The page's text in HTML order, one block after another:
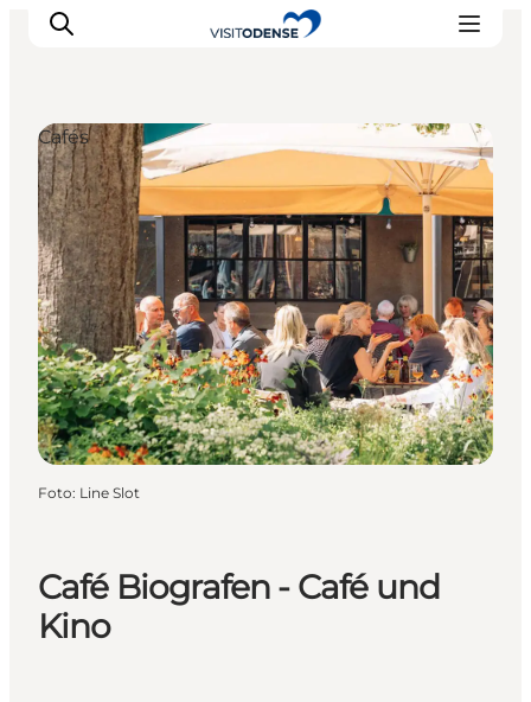
Odense erleben
Veranstaltungen
Reiseplanung
Inspiration
Café Biografen - Café und
Kino
Cafés
Foto: Line Slot